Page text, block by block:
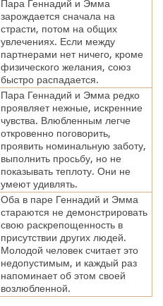
Пара Геннадий и Эмма
зарождается сначала на
страсти, потом на общих
увлечениях. Если между
партнерами нет ничего, кроме
физического желания, союз
быстро распадается.
Пара Геннадий и Эмма редко
проявляет нежные, искренние
чувства. Влюбленным легче
откровенно поговорить,
проявить номинальную заботу,
выполнить просьбу, но не
показывать теплоту. Они не
умеют удивлять.
Оба в паре Геннадий и Эмма
стараются не демонстрировать
свою раскрепощенность в
присутствии других людей.
Молодой человек считает это
недопустимым, и каждый раз
напоминает об этом своей
возлюбленной.